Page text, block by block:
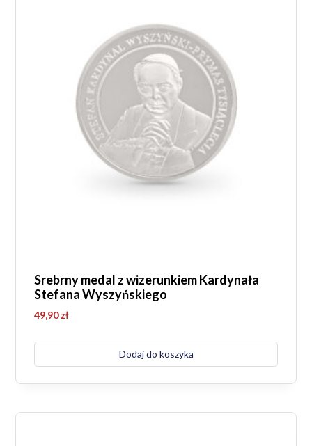
Srebrny medal z wizerunkiem Kardynała
Stefana Wyszyńskiego
49,90zł
Dodaj do koszyka